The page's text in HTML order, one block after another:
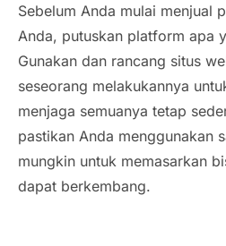
Sebelum Anda mulai menjual
Anda, putuskan platform apa
Gunakan dan rancang situs
seseorang melakukannya
menjaga semuanya tetap
pastikan Anda menggunakan
mungkin untuk memasarkan
dapat berkembang.